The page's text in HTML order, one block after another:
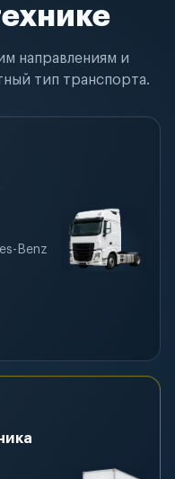
направлениям и
тип транспорта.
Benz